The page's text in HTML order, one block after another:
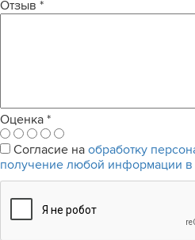
Отзыв *
Оценка *
Согласие на обработку
получение любой информации